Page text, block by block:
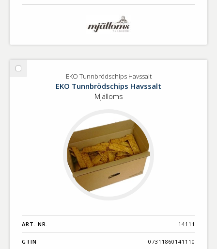
Välj
Tunnbrödschips
EKO Tunnbrödschips Havssalt
EKO Tunnbrödschips Havssalt
Mjälloms
ART. NR. 14111
GTIN 07311860141110